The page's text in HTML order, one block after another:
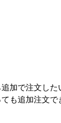
追加で注文し
も追加注文